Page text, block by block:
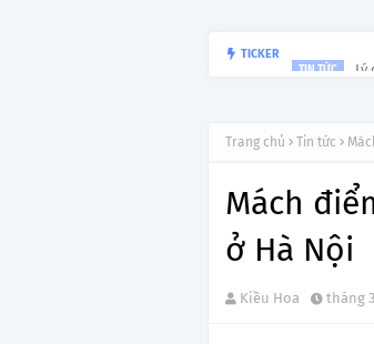
TICKER
Trang chủ Tin tức
Mách
ở Hà Nội
Kiều Hoa tháng